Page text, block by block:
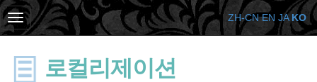
로컬리제이션
ZH-CN EN JA KO